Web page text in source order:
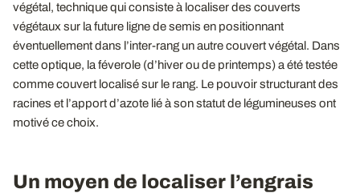
végétal, technique qui consiste à localiser des couverts
végétaux sur la future ligne de semis en positionnant
éventuellement dans l’inter-rang un autre couvert végétal. Dans
cette optique, la féverole (d’hiver ou de printemps) a été testée
comme couvert localisé sur le rang. Le pouvoir structurant des
racines et l’apport d’azote lié à son statut de légumineuses ont
motivé ce choix.
Un moyen de localiser l’engrais